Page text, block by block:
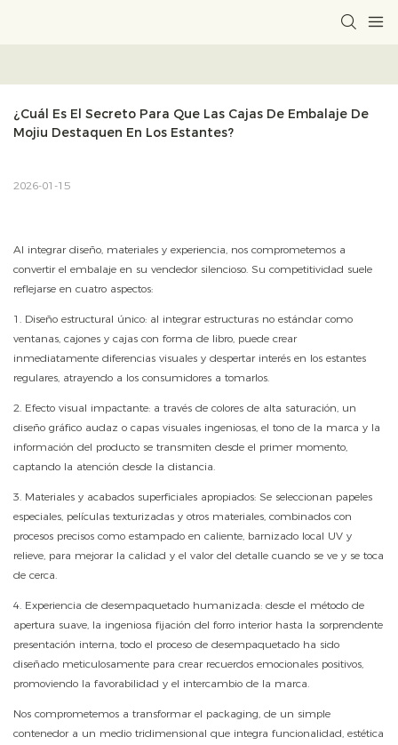
¿Cuál Es El Secreto Para Que Las Cajas De Embalaje De
Mojiu Destaquen En Los Estantes?
2026-01-15
Al integrar diseño, materiales y experiencia, nos comprometemos a
convertir el embalaje en su vendedor silencioso. Su competitividad suele
reflejarse en cuatro aspectos:
1. Diseño estructural único: al integrar estructuras no estándar como
ventanas, cajones y cajas con forma de libro, puede crear
inmediatamente diferencias visuales y despertar interés en los estantes
regulares, atrayendo a los consumidores a tomarlos.
2. Efecto visual impactante: a través de colores de alta saturación, un
diseño gráfico audaz o capas visuales ingeniosas, el tono de la marca y la
información del producto se transmiten desde el primer momento,
captando la atención desde la distancia.
3. Materiales y acabados superficiales apropiados: Se seleccionan papeles
especiales, películas texturizadas y otros materiales, combinados con
procesos precisos como estampado en caliente, barnizado local UV y
relieve, para mejorar la calidad y el valor del detalle cuando se ve y se toca
de cerca.
4. Experiencia de desempaquetado humanizada: desde el método de
apertura suave, la ingeniosa fijación del forro interior hasta la sorprendente
presentación interna, todo el proceso de desempaquetado ha sido
diseñado meticulosamente para crear recuerdos emocionales positivos,
promoviendo la favorabilidad y el intercambio de la marca.
Nos comprometemos a transformar el packaging, de un simple
contenedor a un medio tridimensional que integra funcionalidad, estética